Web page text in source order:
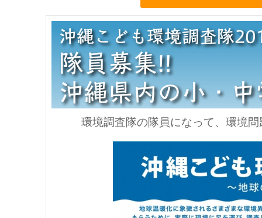
環境調査隊の隊員になって、環境